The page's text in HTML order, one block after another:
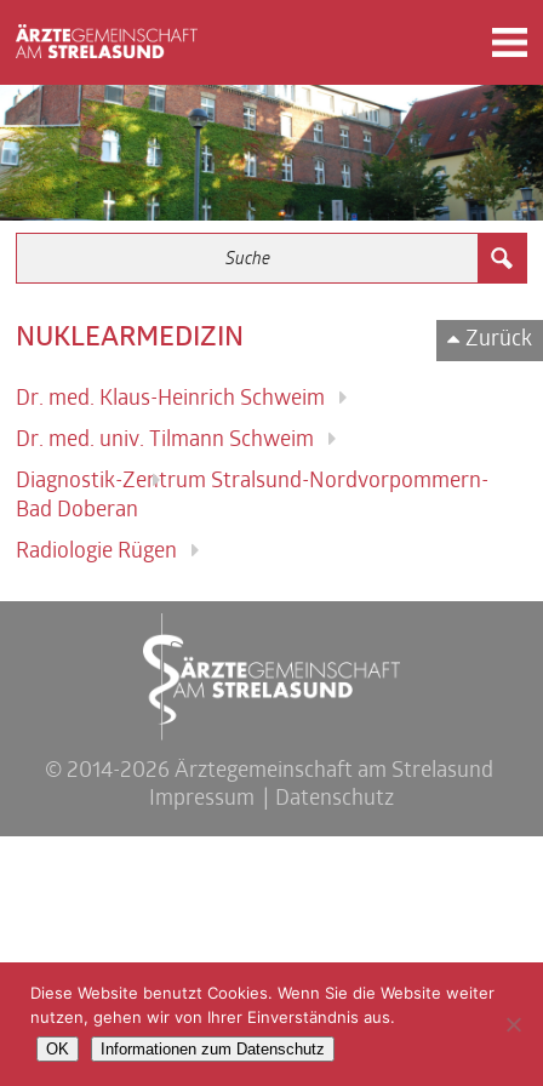
Zurück
NUKLEARMEDIZIN
Dr. med. Klaus-Heinrich Schweim
Dr. med. univ. Tilmann Schweim
Diagnostik-Zentrum Stralsund-Nordvorpommern-
Bad Doberan
Radiologie Rügen
© 2014-2026 Ärztegemeinschaft am Strelasund
Impressum
Datenschutz
Diese Website benutzt Cookies. Wenn Sie die Website weiter
nutzen, gehen wir von Ihrer Einverständnis aus.
OK Informationen zum Datenschutz